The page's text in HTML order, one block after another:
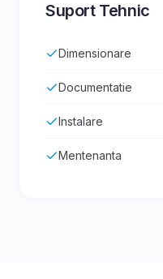
Suport Tehnic
Dimensionare
Documentatie
Instalare
Mentenanta